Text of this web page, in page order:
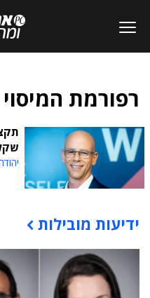
רפורמת המיסוי
שקל
תוכן פרסומי
ידיעות מובילות